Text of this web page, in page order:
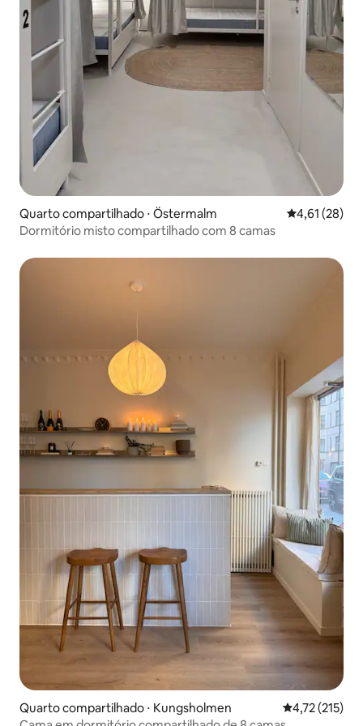
Quarto compartilhado ⋅ Östermalm 4,61 de uma
4,61 (28)
Dormitório misto compartilhado com 8 camas
Quarto compartilhado ⋅ Kungsholmen 4,72 de uma
4,72 (215)